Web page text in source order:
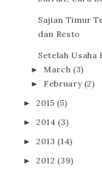
Sajian Timur
dan Resto
Setelah Usaha
► March (3)
► February (2)
► 2015 (5)
► 2014 (3)
► 2013 (14)
► 2012 (39)